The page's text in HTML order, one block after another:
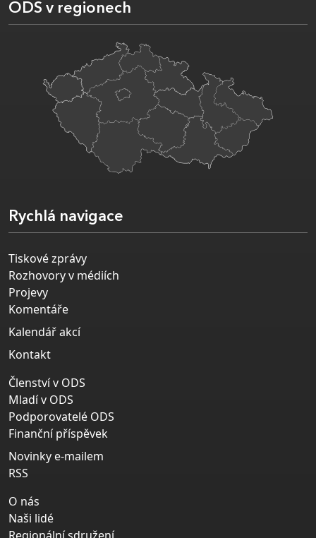
ODS v regionech
Rychlá navigace
Tiskové zprávy
Rozhovory v médiích
Projevy
Komentáře
Kalendář akcí
Kontakt
Členství v ODS
Mladí v ODS
Podporovatelé ODS
Finanční příspěvek
Novinky e-mailem
RSS
O nás
Naši lidé